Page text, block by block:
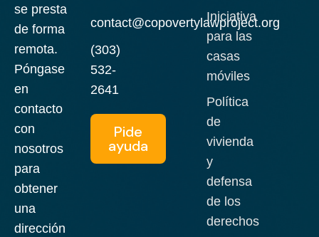
se presta
de forma
remota.
Póngase
en
contacto
con
nosotros
para
obtener
una
dirección
contact@copovertylawproject.org
(303)
532-
2641
Pide
ayuda
Iniciativa
para las
casas
móviles
Política
de
vivienda
y
defensa
de los
derechos